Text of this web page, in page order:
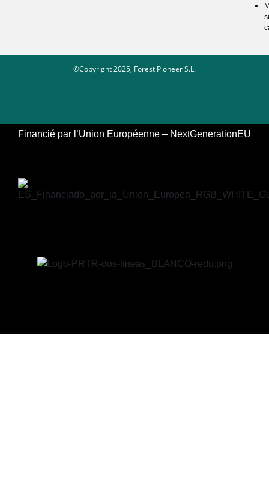
©Copyright 2025, Forest Pioneer S.L.
Financié par l’Union Européenne – NextGenerationEU